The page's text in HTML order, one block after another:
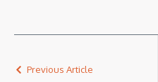
Previous Article